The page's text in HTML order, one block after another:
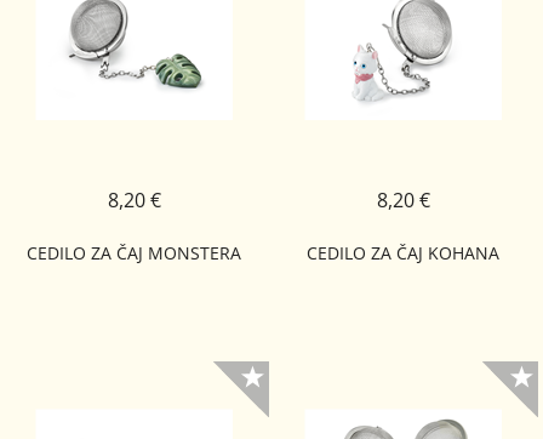
CEDILO ZA ČAJ MONSTERA
8,20 €
CEDILO ZA ČAJ KOHANA
8,20 €